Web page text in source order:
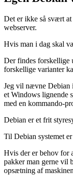
Det er ikke så svært
webserver.
Hvis man i dag skal
Der findes forskellige
forskellige varianter
Jeg vil nævne Debian
et Windows lignende
med en kommando-
Debian er et frit
Til Debian systemet
Hvis der er behov for
pakker man gerne vil
opsætning af